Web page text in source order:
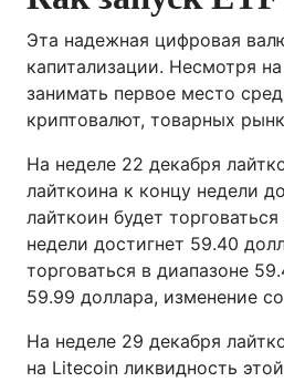
Эта надежная цифровая
капитализации. Несмотря
занимать первое место
криптовалют, товарных
На неделе 22 декабря
лайткоина к концу недели
лайткоин будет
недели достигнет 59.40
торговаться в диапазоне
59.99 доллара, изменение
На неделе 29 декабря
на Litecoin ликвидность